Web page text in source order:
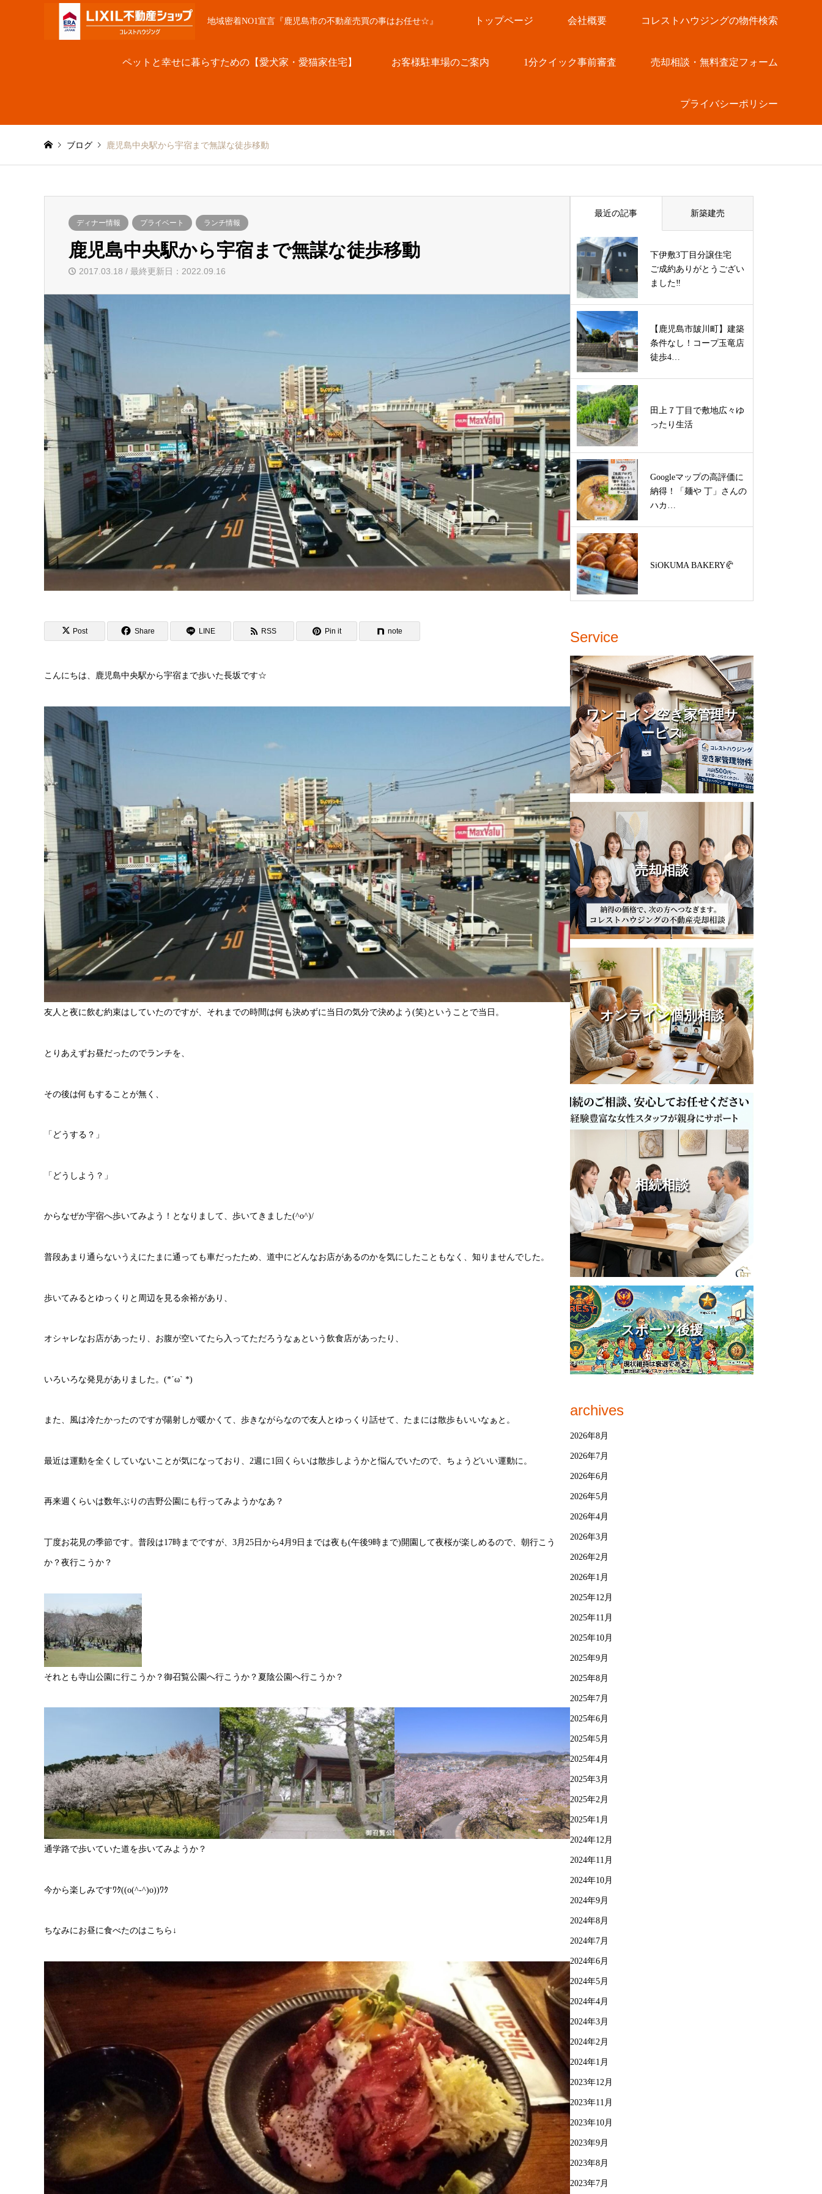
地域密着NO1宣言『鹿児島市の不動産売買の事はお任せ☆』 トップページ 会社概要 コレストハウジングの物件検索
ペットと幸せに暮らすための【愛犬家・愛猫家住宅】 お客様駐車場のご案内 1分クイック事前審査 売却相談・無料査定フォーム
プライバシーポリシー
ブログ 鹿児島中央駅から宇宿まで無謀な徒歩移動
ディナー情報 プライベート ランチ情報
鹿児島中央駅から宇宿まで無謀な徒歩移動
2017.03.18 / 最終更新日：2022.09.16
Post Share LINE RSS Pin it note
こんにちは、鹿児島中央駅から宇宿まで歩いた長坂です☆
友人と夜に飲む約束はしていたのですが、それまでの時間は何も決めずに当日の気分で決めよう(笑)ということで当日。
とりあえずお昼だったのでランチを、
その後は何もすることが無く、
「どうする？」
「どうしよう？」
からなぜか宇宿へ歩いてみよう！となりまして、歩いてきました(^o^)/
普段あまり通らないうえにたまに通っても車だったため、道中にどんなお店があるのかを気にしたこともなく、知りませんでした。
歩いてみるとゆっくりと周辺を見る余裕があり、
オシャレなお店があったり、お腹が空いてたら入ってただろうなぁという飲食店があったり、
いろいろな発見がありました。(*´ω` *)
また、風は冷たかったのですが陽射しが暖かくて、歩きながらなので友人とゆっくり話せて、たまには散歩もいいなぁと。
最近は運動を全くしていないことが気になっており、2週に1回くらいは散歩しようかと悩んでいたので、ちょうどいい運動に。
再来週くらいは数年ぶりの吉野公園にも行ってみようかなあ？
丁度お花見の季節です。普段は17時までですが、3月25日から4月9日までは夜も(午後9時まで)開園して夜桜が楽しめるので、朝行こう
か？夜行こうか？
それとも寺山公園に行こうか？御召覧公園へ行こうか？夏陰公園へ行こうか？
通学路で歩いていた道を歩いてみようか？
今から楽しみですﾜｸ((o(^-^)o))ﾜｸ
ちなみにお昼に食べたのはこちら↓
最近の記事 新築建売
下伊敷3丁目分譲住宅
ご成約ありがとうござい
ました‼
【鹿児島市皷川町】建築
条件なし！コープ玉竜店
徒歩4…
田上７丁目で敷地広々ゆ
ったり生活
Googleマップの高評価に
納得！「麺や 丁」さんの
ハカ…
SiOKUMA BAKERY🥐
Service
ワンコイン空き家管理サ
ービス
売却相談
オンライン個別相談
相続相談
スポーツ後援
archives
2026年8月
2026年7月
2026年6月
2026年5月
2026年4月
2026年3月
2026年2月
2026年1月
2025年12月
2025年11月
2025年10月
2025年9月
2025年8月
2025年7月
2025年6月
2025年5月
2025年4月
2025年3月
2025年2月
2025年1月
2024年12月
2024年11月
2024年10月
2024年9月
2024年8月
2024年7月
2024年6月
2024年5月
2024年4月
2024年3月
2024年2月
2024年1月
2023年12月
2023年11月
2023年10月
2023年9月
2023年8月
2023年7月